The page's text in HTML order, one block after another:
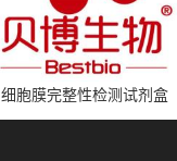
细胞膜完整性检测试剂盒